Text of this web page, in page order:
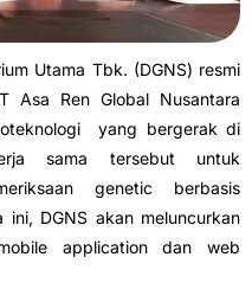
Utama Tbk. (DGNS) resmi
Asa Ren Global Nusantara
yang bergerak di
sama tersebut untuk
genetic berbasis
ini, DGNS akan meluncurkan
application dan web